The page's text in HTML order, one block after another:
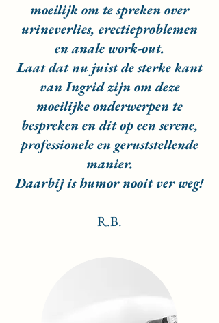
moeilijk om te spreken over
urineverlies, erectieproblemen
en anale work-out.
Laat dat nu juist de sterke kant
van Ingrid zijn om deze
moeilijke onderwerpen te
bespreken en dit op een serene,
professionele en geruststellende
manier.
Daarbij is humor nooit ver weg!
R.B.